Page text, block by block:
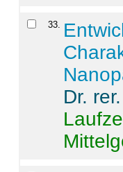
33.
Dr.